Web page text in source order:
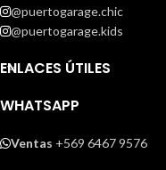
@puertogarage.chic
@puertogarage.kids
ENLACES ÚTILES
WHATSAPP
Ventas +569 6467 9576